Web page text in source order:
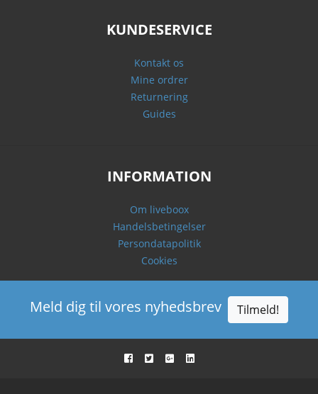
KUNDESERVICE
Kontakt os
Mine ordrer
Returnering
Guides
INFORMATION
Om liveboox
Handelsbetingelser
Persondatapolitik
Cookies
Meld dig til vores nyhedsbrev Tilmeld!